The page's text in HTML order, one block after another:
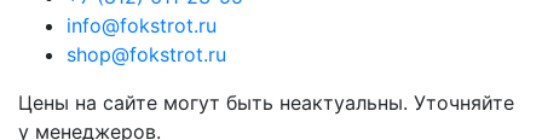
info@fokstrot.ru
shop@fokstrot.ru
Цены на сайте могут быть неактуальны. Уточняйте
у менеджеров.